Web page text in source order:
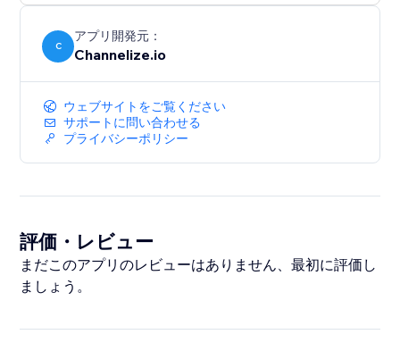
C
アプリ開発元：
Channelize.io
ウェブサイトをご覧ください
サポートに問い合わせる
プライバシーポリシー
評価・レビュー
まだこのアプリのレビューはありません、最初に評価し
ましょう。